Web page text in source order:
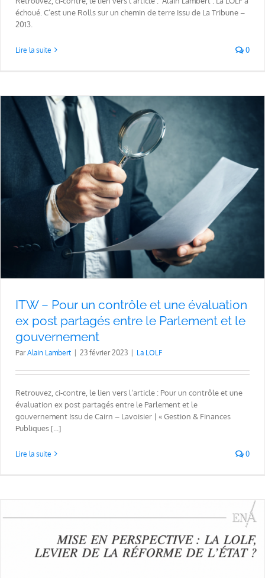
échoué. C’est une Rolls sur un chemin de terre Issu de La Tribune –
2013.
Lire la suite 0
ITW – Pour un contrôle et une évaluation
ex post partagés entre le Parlement et le
gouvernement
ParAlain Lambert 23 février 2023 La LOLF
Retrouvez, ci-contre, le lien vers l’article : Pour un contrôle et une
évaluation ex post partagés entre le Parlement et le
gouvernement Issu de Cairn – Lavoisier | « Gestion & Finances
Publiques [...]
Lire la suite 0